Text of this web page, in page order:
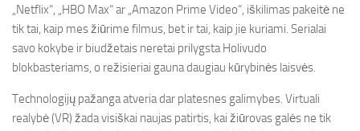
„Netflix“, „HBO Max“ ar „Amazon Prime Video“, iškilimas pakeitė ne
tik tai, kaip mes žiūrime filmus, bet ir tai, kaip jie kuriami. Serialai
savo kokybe ir biudžetais neretai prilygsta Holivudo
blokbasteriams, o režisieriai gauna daugiau kūrybinės laisvės.
Technologijų pažanga atveria dar platesnes galimybes. Virtuali
realybė (VR) žada visiškai naujas patirtis, kai žiūrovas galės ne tik